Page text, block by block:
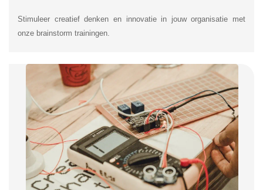
Stimuleer creatief denken en innovatie in jouw organisatie met
onze brainstorm trainingen.